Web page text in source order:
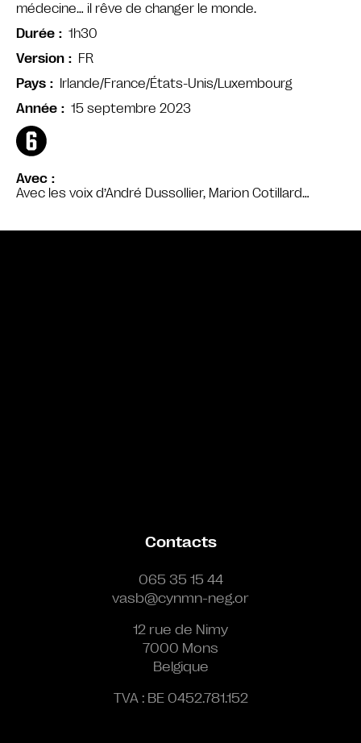
Avec
Avec les voix d’André Dussollier, Marion Cotillard…
médecine… il rêve de changer le monde.
Durée
1h30
Version
FR
Pays
Irlande/France/États-Unis/Luxembourg
Année
15 septembre 2023
Contacts
065 35 15 44
vasb@cynmn-neg.or
12 rue de Nimy
7000 Mons
Belgique
TVA : BE 0452.781.152